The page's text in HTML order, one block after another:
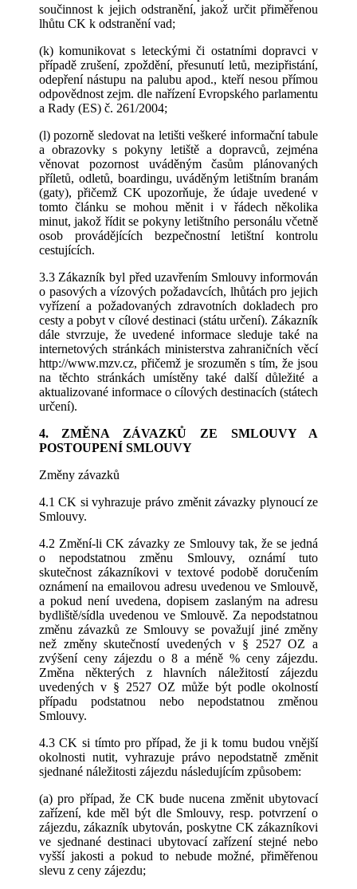
součinnost k jejich odstranění, jakož určit přiměřenou
lhůtu CK k odstranění vad;
(k) komunikovat s leteckými či ostatními dopravci v
případě zrušení, zpoždění, přesunutí letů, mezipřistání,
odepření nástupu na palubu apod., kteří nesou přímou
odpovědnost zejm. dle nařízení Evropského parlamentu
a Rady (ES) č. 261/2004;
(l) pozorně sledovat na letišti veškeré informační tabule
a obrazovky s pokyny letiště a dopravců, zejména
věnovat pozornost uváděným časům plánovaných
příletů, odletů, boardingu, uváděným letištním branám
(gaty), přičemž CK upozorňuje, že údaje uvedené v
tomto článku se mohou měnit i v řádech několika
minut, jakož řídit se pokyny letištního personálu včetně
osob provádějících bezpečnostní letištní kontrolu
cestujících.
3.3 Zákazník byl před uzavřením Smlouvy informován
o pasových a vízových požadavcích, lhůtách pro jejich
vyřízení a požadovaných zdravotních dokladech pro
cesty a pobyt v cílové destinaci (státu určení). Zákazník
dále stvrzuje, že uvedené informace sleduje také na
internetových stránkách ministerstva zahraničních věcí
http://www.mzv.cz, přičemž je srozuměn s tím, že jsou
na těchto stránkách umístěny také další důležité a
aktualizované informace o cílových destinacích (státech
určení).
4. ZMĚNA ZÁVAZKŮ ZE SMLOUVY A
POSTOUPENÍ SMLOUVY
Změny závazků
4.1 CK si vyhrazuje právo změnit závazky plynoucí ze
Smlouvy.
4.2 Změní-li CK závazky ze Smlouvy tak, že se jedná
o nepodstatnou změnu Smlouvy, oznámí tuto
skutečnost zákazníkovi v textové podobě doručením
oznámení na emailovou adresu uvedenou ve Smlouvě,
a pokud není uvedena, dopisem zaslaným na adresu
bydliště/sídla uvedenou ve Smlouvě. Za nepodstatnou
změnu závazků ze Smlouvy se považují jiné změny
než změny skutečností uvedených v § 2527 OZ a
zvýšení ceny zájezdu o 8 a méně % ceny zájezdu.
Změna některých z hlavních náležitostí zájezdu
uvedených v § 2527 OZ může být podle okolností
případu podstatnou nebo nepodstatnou změnou
Smlouvy.
4.3 CK si tímto pro případ, že ji k tomu budou vnější
okolnosti nutit, vyhrazuje právo nepodstatně změnit
sjednané náležitosti zájezdu následujícím způsobem:
(a) pro případ, že CK bude nucena změnit ubytovací
zařízení, kde měl být dle Smlouvy, resp. potvrzení o
zájezdu, zákazník ubytován, poskytne CK zákazníkovi
ve sjednané destinaci ubytovací zařízení stejné nebo
vyšší jakosti a pokud to nebude možné, přiměřenou
slevu z ceny zájezdu;